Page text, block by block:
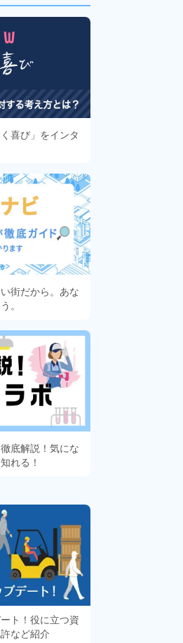
喜び」をインタ
街だから。あな
。
底解説！気にな
れる！
ト！役に立つ資
など紹介